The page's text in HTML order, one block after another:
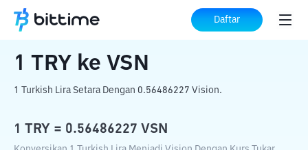
Daftar
Beranda Konverter Kripto ke VSN
1 TRY ke VSN
1 Turkish Lira Setara Dengan 0.56486227 Vision.
1 TRY = 0.56486227 VSN